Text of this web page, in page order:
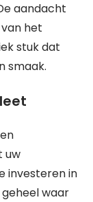
aandacht
het
stuk dat
smaak.
uw
investeren in
waar